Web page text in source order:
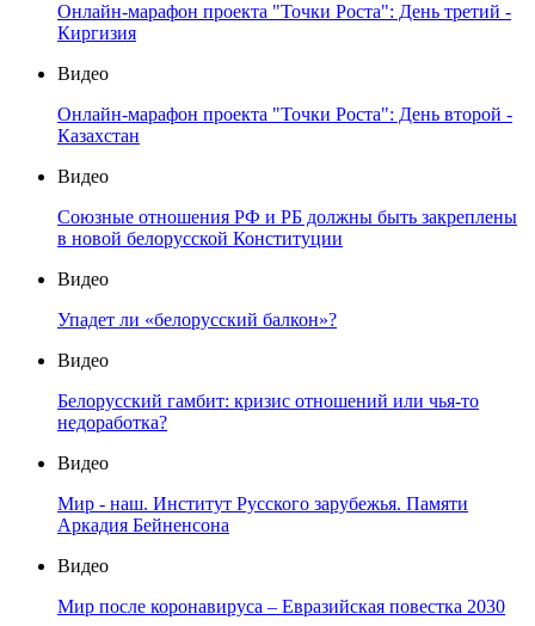
Онлайн-марафон проекта "Точки Роста": День третий -
Киргизия
Видео
Онлайн-марафон проекта "Точки Роста": День второй -
Казахстан
Видео
Союзные отношения РФ и РБ должны быть закреплены
в новой белорусской Конституции
Видео
Упадет ли «белорусский балкон»?
Видео
Белорусский гамбит: кризис отношений или чья-то
недоработка?
Видео
Мир - наш. Институт Русского зарубежья. Памяти
Аркадия Бейненсона
Видео
Мир после коронавируса – Евразийская повестка 2030